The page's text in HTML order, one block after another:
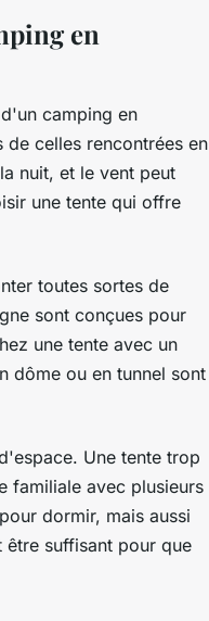
en
camping en
celles rencontrées en
nuit, et le vent peut
une tente qui offre
toutes sortes de
sont conçues pour
une tente avec un
dôme ou en tunnel sont
Une tente trop
familiale avec plusieurs
dormir, mais aussi
être suffisant pour que